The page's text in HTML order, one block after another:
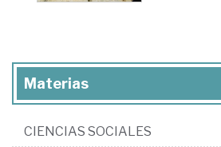
Materias
CIENCIAS SOCIALES